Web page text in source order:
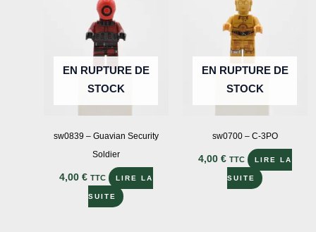
EN RUPTURE DE
STOCK
sw0839 – Guavian Security
Soldier
4,00 € TTC LIRE LA
SUITE
EN RUPTURE DE
STOCK
sw0700 – C-3PO
4,00 € TTC LIRE LA
SUITE